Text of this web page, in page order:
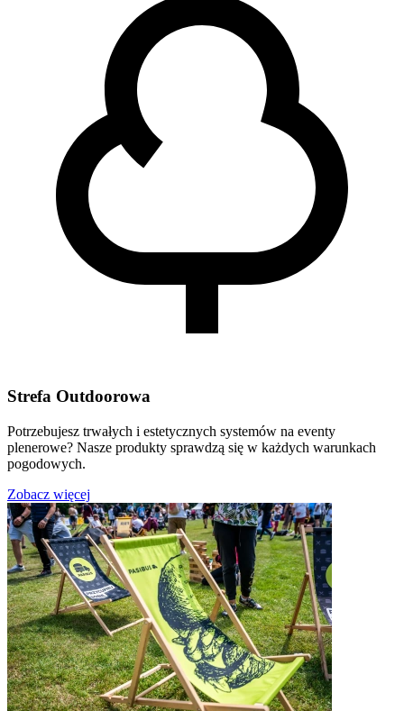
Strefa Outdoorowa
Potrzebujesz trwałych i estetycznych systemów na eventy
plenerowe? Nasze produkty sprawdzą się w każdych warunkach
pogodowych.
Zobacz więcej